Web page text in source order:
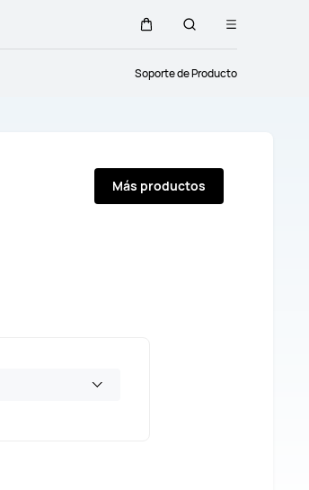
CarritoBúsqueda
Abrir
menú
Soporte de Producto
Más productos